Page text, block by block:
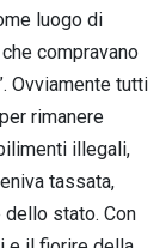
luogo di
compravano
Ovviamente tutti
rimanere
illegali,
tassata,
stato. Con